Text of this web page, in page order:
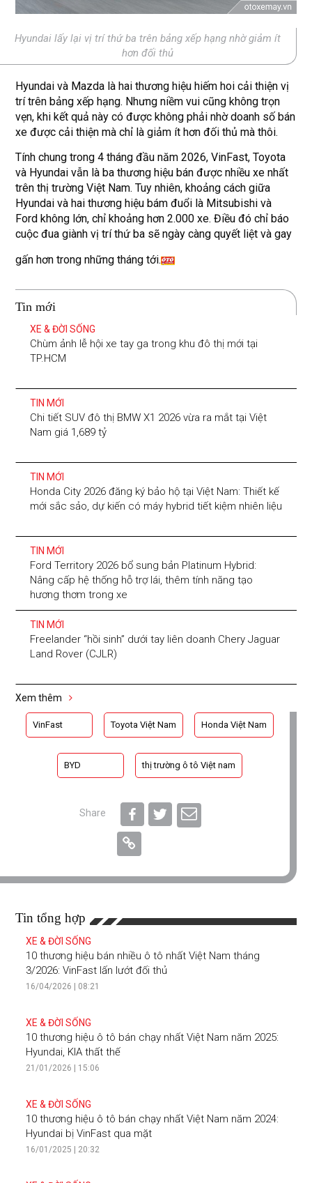
Hyundai lấy lại vị trí thứ ba trên bảng xếp hạng nhờ giảm ít
hơn đối thủ
Hyundai và Mazda là hai thương hiệu hiếm hoi cải thiện vị
trí trên bảng xếp hạng. Nhưng niềm vui cũng không trọn
vẹn, khi kết quả này có được không phải nhờ doanh số bán
xe được cải thiện mà chỉ là giảm ít hơn đối thủ mà thôi.
Tính chung trong 4 tháng đầu năm 2026, VinFast, Toyota
và Hyundai vẫn là ba thương hiệu bán được nhiều xe nhất
trên thị trường Việt Nam. Tuy nhiên, khoảng cách giữa
Hyundai và hai thương hiệu bám đuổi là Mitsubishi và
Ford không lớn, chỉ khoảng hơn 2.000 xe. Điều đó chỉ báo
cuộc đua giành vị trí thứ ba sẽ ngày càng quyết liệt và gay
gấn hơn trong những tháng tới.
Tin mới
XE & ĐỜI SỐNG
Chùm ảnh lễ hội xe tay ga trong khu đô thị mới tại
TP.HCM
TIN MỚI
Chi tiết SUV đô thị BMW X1 2026 vừa ra mắt tại Việt
Nam giá 1,689 tỷ
TIN MỚI
Honda City 2026 đăng ký bảo hộ tại Việt Nam: Thiết kế
mới sắc sảo, dự kiến có máy hybrid tiết kiệm nhiên liệu
TIN MỚI
Ford Territory 2026 bổ sung bản Platinum Hybrid:
Nâng cấp hệ thống hỗ trợ lái, thêm tính năng tạo
hương thơm trong xe
TIN MỚI
Freelander “hồi sinh” dưới tay liên doanh Chery Jaguar
Land Rover (CJLR)
Xem thêm
VinFast Toyota Việt Nam Honda Việt Nam
BYD thị trường ô tô Việt nam
Share
Tin tổng hợp
XE & ĐỜI SỐNG
10 thương hiệu bán nhiều ô tô nhất Việt Nam tháng
3/2026: VinFast lấn lướt đối thủ
16/04/2026 | 08:21
XE & ĐỜI SỐNG
10 thương hiệu ô tô bán chạy nhất Việt Nam năm 2025:
Hyundai, KIA thất thế
21/01/2026 | 15:06
XE & ĐỜI SỐNG
10 thương hiệu ô tô bán chạy nhất Việt Nam năm 2024:
Hyundai bị VinFast qua mặt
16/01/2025 | 20:32